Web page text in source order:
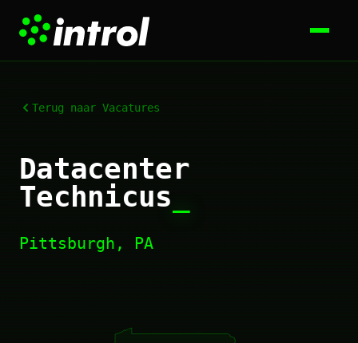
Terug naar Vacatures
Datacenter
Technicus
Pittsburgh, PA